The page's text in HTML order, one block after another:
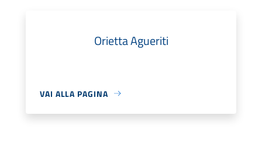
Orietta Agueriti
VAI ALLA PAGINA